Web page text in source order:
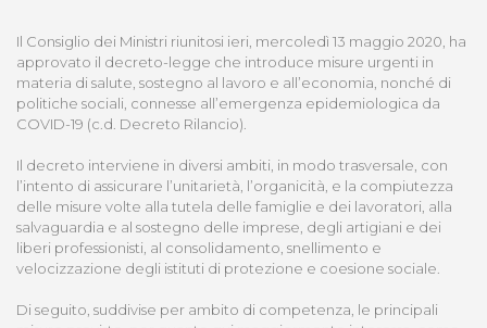
Il Consiglio dei Ministri riunitosi ieri, mercoledì 13 maggio 2020, ha
approvato il decreto-legge che introduce misure urgenti in
materia di salute, sostegno al lavoro e all’economia, nonché di
politiche sociali, connesse all’emergenza epidemiologica da
COVID-19 (c.d. Decreto Rilancio).
Il decreto interviene in diversi ambiti, in modo trasversale, con
l’intento di assicurare l’unitarietà, l’organicità, e la compiutezza
delle misure volte alla tutela delle famiglie e dei lavoratori, alla
salvaguardia e al sostegno delle imprese, degli artigiani e dei
liberi professionisti, al consolidamento, snellimento e
velocizzazione degli istituti di protezione e coesione sociale.
Di seguito, suddivise per ambito di competenza, le principali